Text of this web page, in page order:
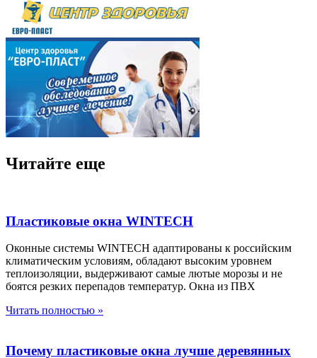
Читайте еще
Пластиковые окна WINTECH
Оконные системы WINTECH адаптированы к российским
климатическим условиям, обладают высоким уровнем
теплоизоляции, выдерживают самые лютые морозы и не
боятся резких перепадов температур. Окна из ПВХ
Читать полностью »
Почему пластиковые окна лучше деревянных